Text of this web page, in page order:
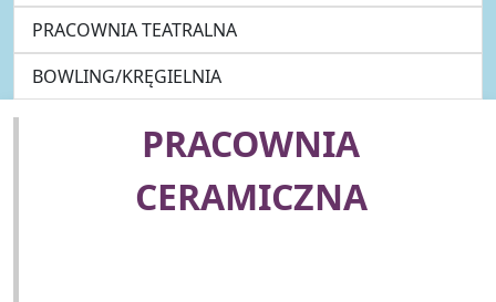
PRACOWNIA TEATRALNA
BOWLING/KRĘGIELNIA
PRACOWNIA
CERAMICZNA